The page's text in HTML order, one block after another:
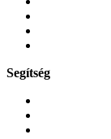
Segítség